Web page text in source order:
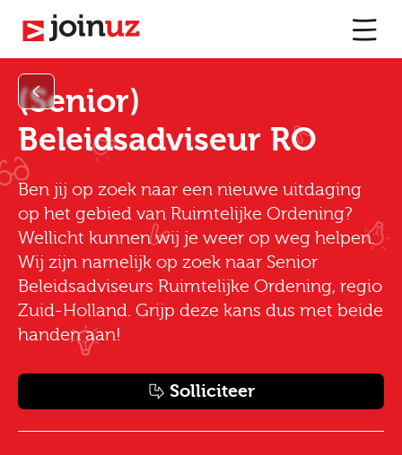
(Senior)
Beleidsadviseur RO
Ben jij op zoek naar een nieuwe uitdaging
op het gebied van Ruimtelijke Ordening?
Wellicht kunnen wij je weer op weg helpen.
Wij zijn namelijk op zoek naar Senior
Beleidsadviseurs Ruimtelijke Ordening, regio
Zuid-Holland. Grijp deze kans dus met beide
handen aan!
Solliciteer